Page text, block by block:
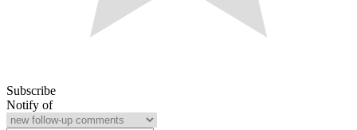
Subscribe
Notify of